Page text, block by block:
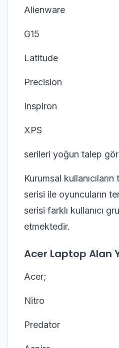
Alienware
G15
Latitude
Precision
Inspiron
XPS
serileri yoğun talep
Kurumsal
serisi ile oyuncuların
serisi farklı kullanıcı
etmektedir.
Acer Laptop Alan
Acer;
Nitro
Predator